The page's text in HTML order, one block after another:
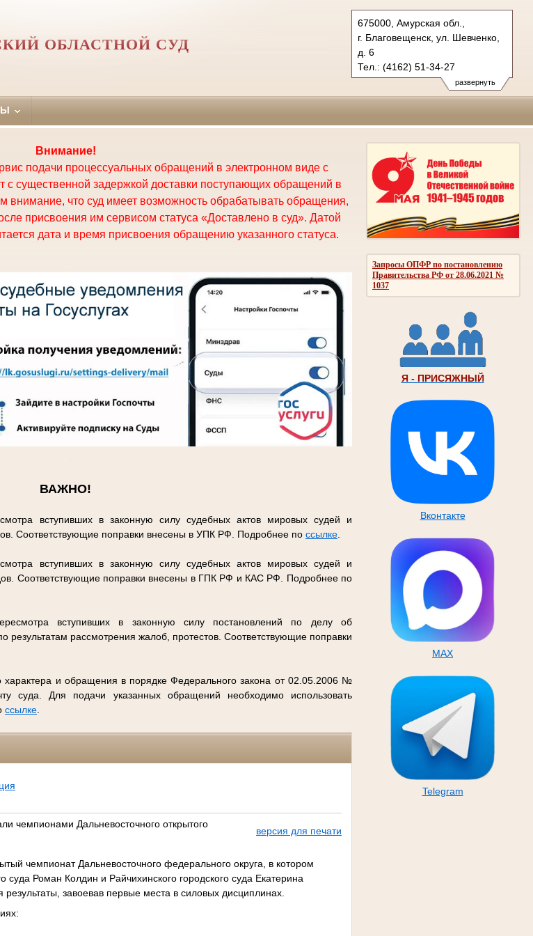
развернуть
675000, Амурская обл.,
г. Благовещенск, ул. Шевченко,
д. 6
Тел.: (4162) 51-34-27
oblsud.amr@sudrf.ru
ОБЛАСТНОЙ СУД
Запросы ОПФР по постановлению
Правительства РФ от 28.06.2021 №
1037
Я - ПРИСЯЖНЫЙ
Вконтакте
MAX
Telegram
Внимание!
подачи процессуальных обращений в электронном виде с
с существенной задержкой доставки поступающих обращений в
что суд имеет возможность обрабатывать обращения,
присвоения им сервисом статуса «Доставлено в суд». Датой
дата и время присвоения обращению указанного статуса.
ВАЖНО!
вступивших в законную силу судебных актов мировых судей и
Соответствующие поправки внесены в УПК РФ. Подробнее по ссылке.
вступивших в законную силу судебных актов мировых судей и
Соответствующие поправки внесены в ГПК РФ и КАС РФ. Подробнее по
вступивших в законную силу постановлений по делу об
рассмотрения жалоб, протестов. Соответствующие поправки
и обращения в порядке Федерального закона от 02.05.2006 №
суда. Для подачи указанных обращений необходимо использовать
ссылке.
чемпионами Дальневосточного открытого
версия для печати
чемпионат Дальневосточного федерального округа, в котором
суда Роман Колдин и Райчихинского городского суда Екатерина
завоевав первые места в силовых дисциплинах.